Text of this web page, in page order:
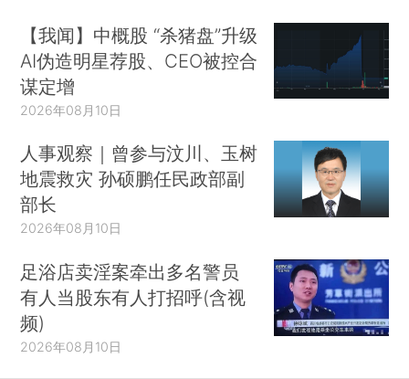
【我闻】中概股 “杀猪盘”升级
AI伪造明星荐股、CEO被控合
谋定增
2026年08月10日
人事观察｜曾参与汶川、玉树
地震救灾 孙硕鹏任民政部副
部长
2026年08月10日
足浴店卖淫案牵出多名警员
有人当股东有人打招呼(含视
频)
2026年08月10日